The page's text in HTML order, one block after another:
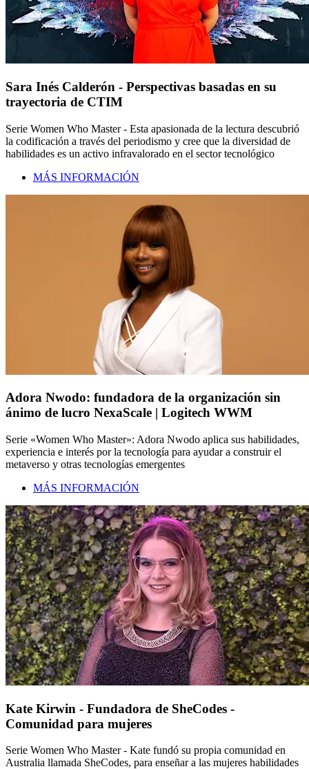
Sara Inés Calderón - Perspectivas basadas en su
trayectoria de CTIM
Serie Women Who Master - Esta apasionada de la lectura descubrió
la codificación a través del periodismo y cree que la diversidad de
habilidades es un activo infravalorado en el sector tecnológico
MÁS INFORMACIÓN
Adora Nwodo: fundadora de la organización sin
ánimo de lucro NexaScale | Logitech WWM
Serie «Women Who Master»: Adora Nwodo aplica sus habilidades,
experiencia e interés por la tecnología para ayudar a construir el
metaverso y otras tecnologías emergentes
MÁS INFORMACIÓN
Kate Kirwin - Fundadora de SheCodes -
Comunidad para mujeres
Serie Women Who Master - Kate fundó su propia comunidad en
Australia llamada SheCodes, para enseñar a las mujeres habilidades